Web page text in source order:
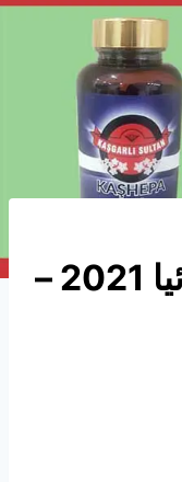
علاج فيروس بي نهائيا 2021 –